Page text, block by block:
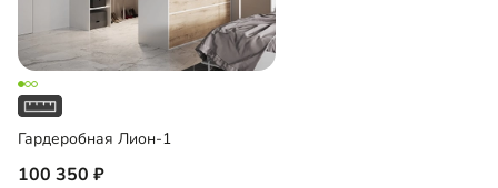
Гардеробная Лион-1
100 350